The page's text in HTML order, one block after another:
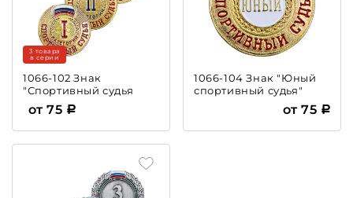
1066-102 Знак
"Спортивный судья
1,2,3-й категории"
3 товара
в серии
от 75
1066-104 Знак "Юный
спортивный судья"
от 75